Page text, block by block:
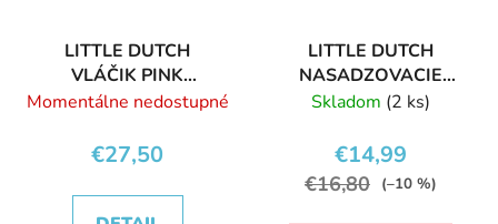
LITTLE DUTCH
VLÁČIK PINK
FLOWERS
Momentálne nedostupné
€27,50
LITTLE DUTCH
NASADZOVACIE
KRÚŽKY BLUE OCEAN
Skladom (2 ks)
€14,99
€16,80 (–10 %)